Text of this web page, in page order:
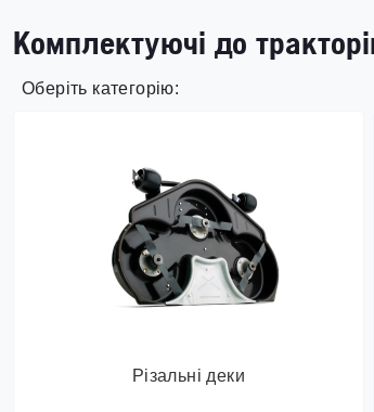
Комплектуючі до
Оберіть категорію:
Різальні деки